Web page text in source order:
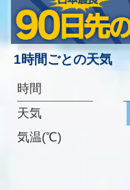
1時間ごとの天気
時間
天気
気温(℃)